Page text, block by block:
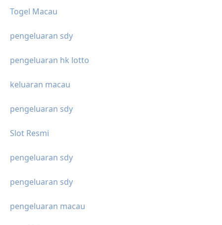
Togel Macau
pengeluaran sdy
pengeluaran hk lotto
keluaran macau
pengeluaran sdy
Slot Resmi
pengeluaran sdy
pengeluaran sdy
pengeluaran macau